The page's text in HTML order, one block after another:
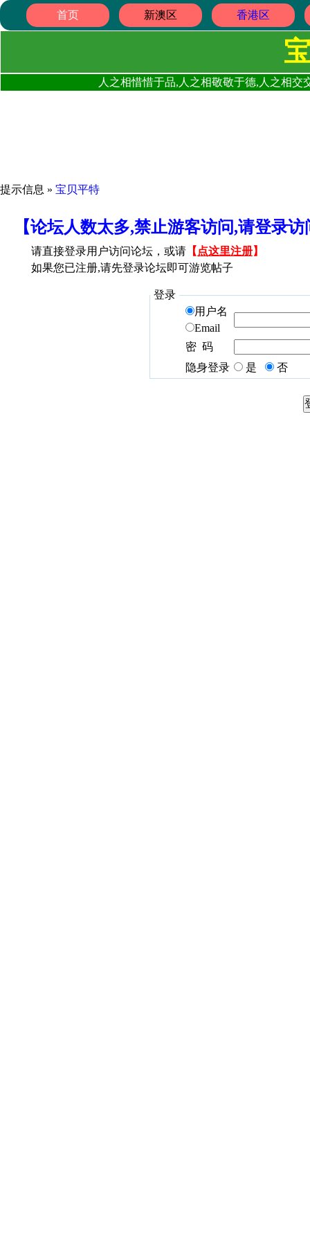
首页 新澳区 香港区
人之相惜惜于品,人之相敬敬于德,人之相
提示信息 » 宝贝平特
【论坛人数太多,禁止游客访问,请登录
请直接登录用户访问论坛，或请 【 点这里注册】
如果您已注册,请先登录论坛即可游览帖子
登录
用户名
Email
密 码
隐身登录
是 否